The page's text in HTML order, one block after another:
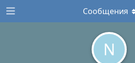
N
Сообщения